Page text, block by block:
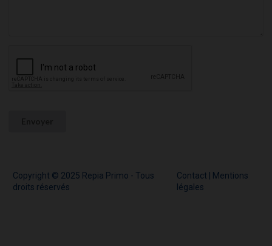
Copyright © 2025 Repia Primo - Tous
droits réservés
Contact
Mentions
légales